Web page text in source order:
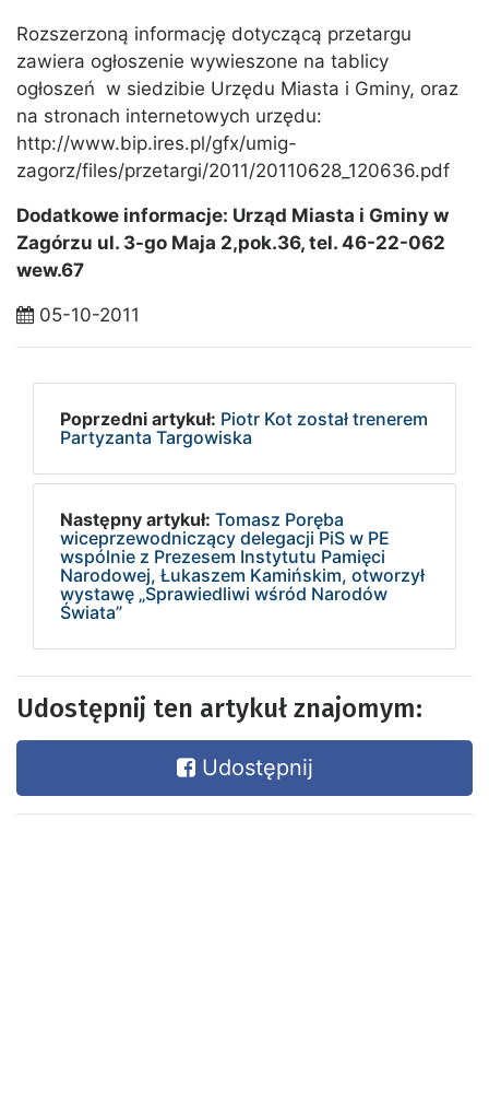
Rozszerzoną informację dotyczącą przetargu
zawiera ogłoszenie wywieszone na tablicy
ogłoszeń w siedzibie Urzędu Miasta i Gminy, oraz
na stronach internetowych urzędu:
http://www.bip.ires.pl/gfx/umig-
zagorz/files/przetargi/2011/20110628_120636.pdf
Dodatkowe informacje: Urząd Miasta i Gminy w
Zagórzu ul. 3-go Maja 2,pok.36, tel. 46-22-062
wew.67
05-10-2011
Poprzedni artykuł: Piotr Kot został trenerem
Partyzanta Targowiska
Następny artykuł: Tomasz Poręba
wiceprzewodniczący delegacji PiS w PE
wspólnie z Prezesem Instytutu Pamięci
Narodowej, Łukaszem Kamińskim, otworzył
wystawę „Sprawiedliwi wśród Narodów
Świata”
Udostępnij ten artykuł znajomym:
Udostępnij